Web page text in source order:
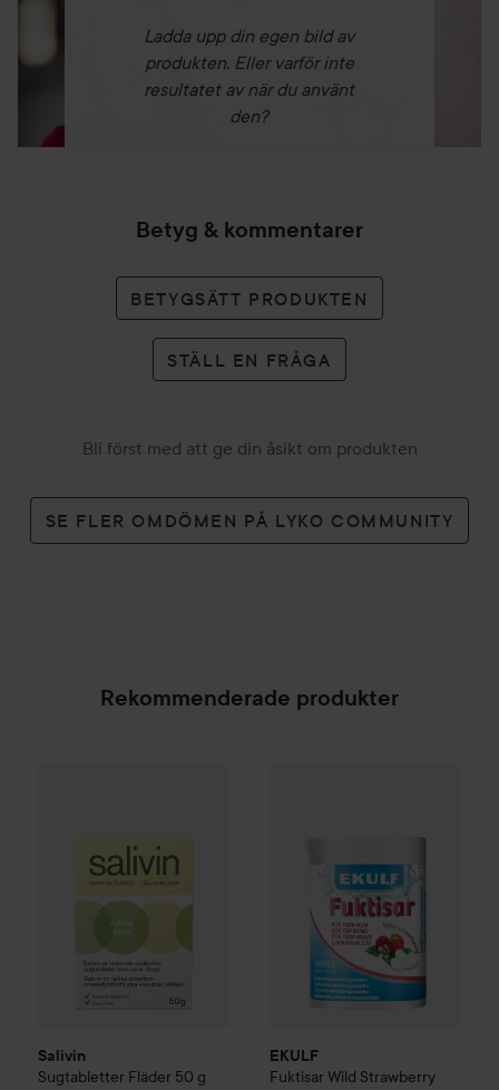
Ladda upp din egen bild av
produkten. Eller varför inte
resultatet av när du använt
den?
Betyg & kommentarer
BETYGSÄTT PRODUKTEN
STÄLL EN FRÅGA
Bli först med att ge din åsikt om produkten
SE FLER OMDÖMEN PÅ LYKO COMMUNITY
Rekommenderade produkter
Salivin
Sugtabletter Fläder 50 g
EKULF
Fuktisar Wild Strawberry